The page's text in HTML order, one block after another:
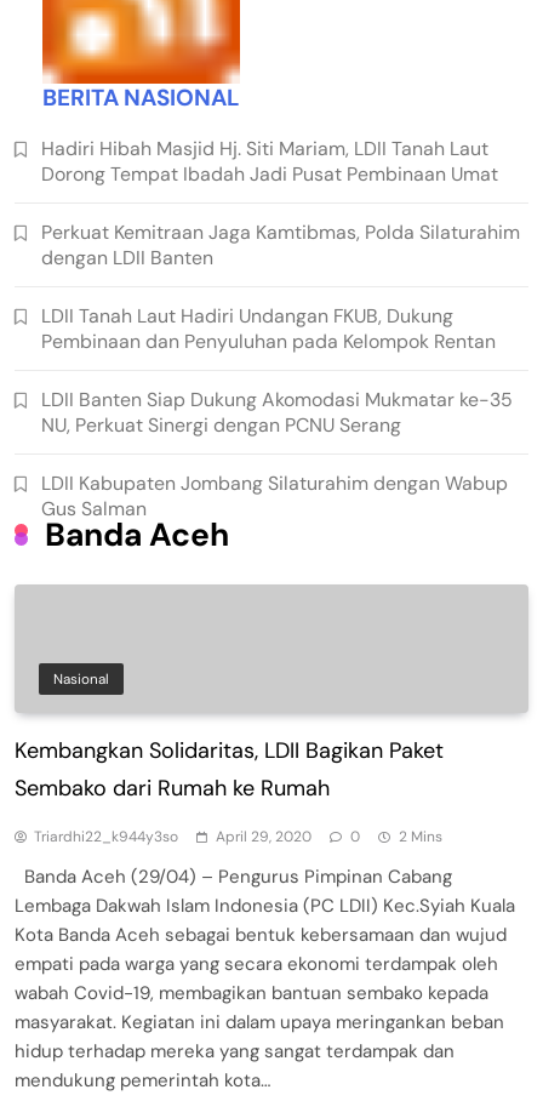
Banda Aceh
Nasional
Kembangkan Solidaritas, LDII Bagikan Paket
Sembako dari Rumah ke Rumah
Triardhi22_k944y3so April 29, 2020 0 2 Mins
Banda Aceh (29/04) – Pengurus Pimpinan Cabang
Lembaga Dakwah Islam Indonesia (PC LDII) Kec.Syiah Kuala
Kota Banda Aceh sebagai bentuk kebersamaan dan wujud
empati pada warga yang secara ekonomi terdampak oleh
wabah Covid-19, membagikan bantuan sembako kepada
masyarakat. Kegiatan ini dalam upaya meringankan beban
hidup terhadap mereka yang sangat terdampak dan
mendukung pemerintah kota…
BERITA NASIONAL
Hadiri Hibah Masjid Hj. Siti Mariam, LDII Tanah Laut
Dorong Tempat Ibadah Jadi Pusat Pembinaan Umat
Perkuat Kemitraan Jaga Kamtibmas, Polda Silaturahim
dengan LDII Banten
LDII Tanah Laut Hadiri Undangan FKUB, Dukung
Pembinaan dan Penyuluhan pada Kelompok Rentan
LDII Banten Siap Dukung Akomodasi Mukmatar ke-35
NU, Perkuat Sinergi dengan PCNU Serang
LDII Kabupaten Jombang Silaturahim dengan Wabup
Gus Salman